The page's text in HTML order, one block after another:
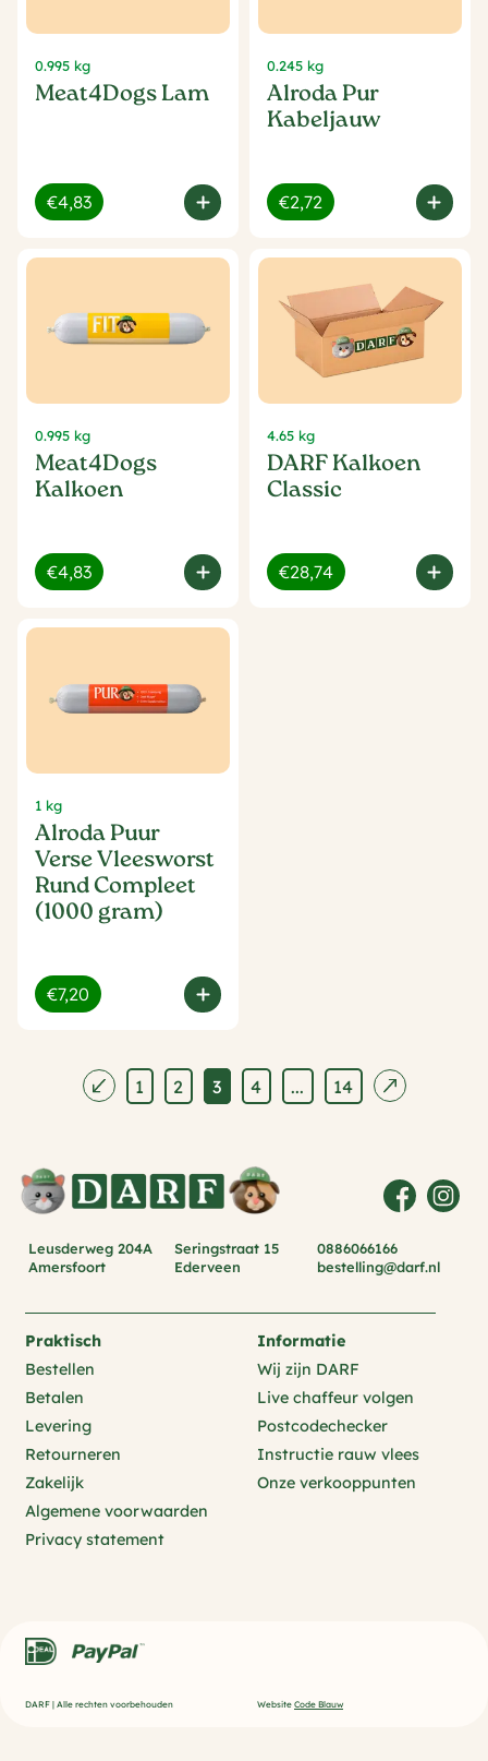
0.995 kg
Meat4Dogs Lam
€4,83
0.245 kg
Alroda Pur
Kabeljauw
€2,72
0.995 kg
Meat4Dogs
Kalkoen
€4,83
4.65 kg
DARF Kalkoen
Classic
€28,74
1 kg
Alroda Puur
Verse Vleesworst
Rund Compleet
(1000 gram)
€7,20
1 2 3 4 ... 14
Leusderweg 204A
Amersfoort
Seringstraat 15
Ederveen
0886066166
bestelling@darf.nl
Praktisch
Bestellen
Betalen
Levering
Retourneren
Zakelijk
Algemene voorwaarden
Privacy statement
Informatie
Wij zijn DARF
Live chaffeur volgen
Postcodechecker
Instructie rauw vlees
Onze verkooppunten
DARF | Alle rechten voorbehouden Website Code Blauw